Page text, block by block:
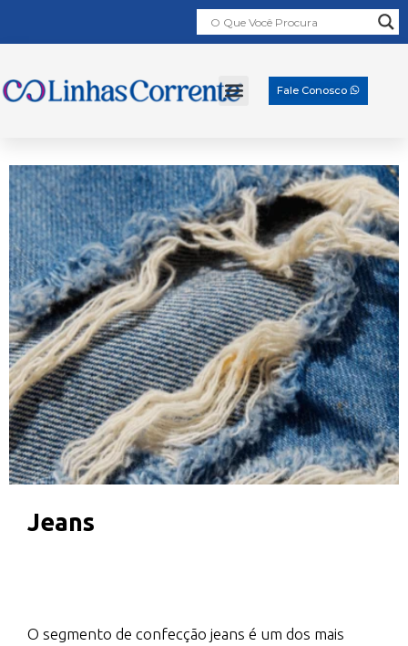
Fale Conosco
Jeans
O segmento de confecção jeans é um dos mais